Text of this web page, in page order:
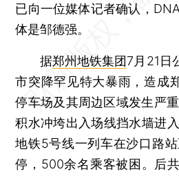
已向一位媒体记者确认，
体是邹德强。
据郑州地铁集团7月21日
市突降罕见特大暴雨，造成
停车场及其周边区域发生严
积水冲垮出入场线挡水墙进
地铁5号线一列车在沙口路
停，500余名乘客被困。后